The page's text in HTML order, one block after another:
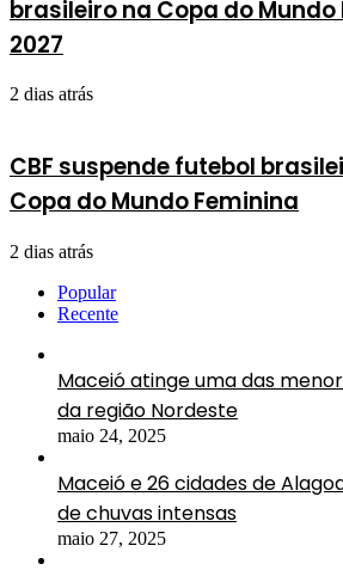
brasileiro na Copa do Mundo
2027
2 dias atrás
CBF suspende futebol
Copa do Mundo Feminina
2 dias atrás
Popular
Recente
Maceió atinge uma das
da região Nordeste
maio 24, 2025
Maceió e 26 cidades de
de chuvas intensas
maio 27, 2025